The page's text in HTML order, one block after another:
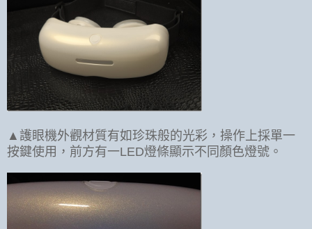
▲護眼機外觀材質有如珍珠般的光彩，操作上採單一
按鍵使用，前方有一LED燈條顯示不同顏色燈號。